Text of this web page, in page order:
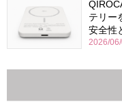
テリー
安全性
2026/